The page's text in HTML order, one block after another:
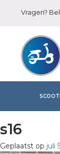
Vragen? Bel
s16
Geplaatst op juli